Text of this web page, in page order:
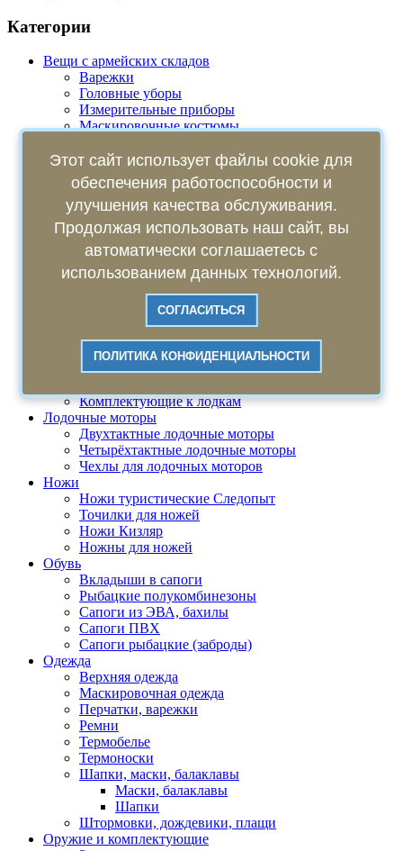
Категории
Вещи с армейских складов
Варежки
Головные уборы
Измерительные приборы
Маскировочные костюмы
Брюки
Плащ-палатка
Телогрейки
Перевязочные пакеты
Посуда
Ремни армейские
Рюкзаки, вещмешки
Химическая защита
Запчасти к советским лодочным моторам
Лодки ПВХ и комплектующие
Весла, лопасти, насосы
Комплектующие к лодкам
Лодочные моторы
Двухтактные лодочные моторы
Четырёхтактные лодочные моторы
Чехлы для лодочных моторов
Ножи
Ножи туристические Следопыт
Точилки для ножей
Ножи Кизляр
Ножны для ножей
Обувь
Вкладыши в сапоги
Рыбацкие полукомбинезоны
Сапоги из ЭВА, бахилы
Сапоги ПВХ
Сапоги рыбацкие (заброды)
Одежда
Верхняя одежда
Маскировочная одежда
Перчатки, варежки
Ремни
Термобелье
Термоноски
Шапки, маски, балаклавы
Маски, балаклавы
Шапки
Штормовки, дождевики, плащи
Оружие и комплектующие
Этот сайт использует файлы cookie для
обеспечения работоспособности и
улучшения качества обслуживания.
Продолжая использовать наш сайт, вы
автоматически соглашаетесь с
использованием данных технологий.
СОГЛАСИТЬСЯ
ПОЛИТИКА КОНФИДЕНЦИАЛЬНОСТИ